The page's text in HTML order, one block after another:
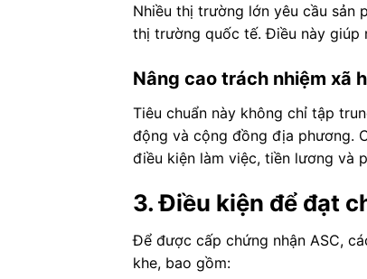
Nhiều thị trường lớn yêu cầu sản
thị trường quốc tế. Điều này giúp
Nâng cao trách nhiệm xã
Tiêu chuẩn này không chỉ tập
động và cộng đồng địa phương.
điều kiện làm việc, tiền lương và
3. Điều kiện để đạt
Để được cấp chứng nhận ASC,
khe, bao gồm: